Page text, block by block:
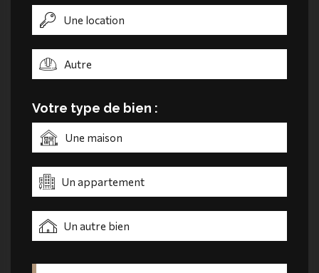
Une location
Autre
Votre type de bien :
Une maison
Un appartement
Un autre bien